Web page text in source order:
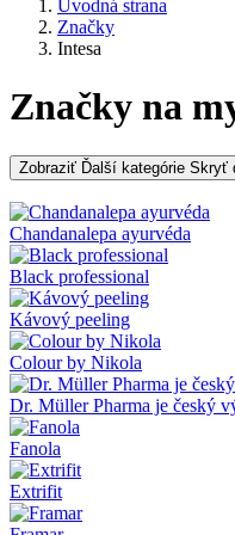
Úvodná strana
Značky
Intesa
Značky na
Zobraziť Ďalší kategórie Skryť
Chandanalepa ayurvéda
Black professional
Kávový peeling
Colour by Nikola
Dr. Müller Pharma je český
Fanola
Extrifit